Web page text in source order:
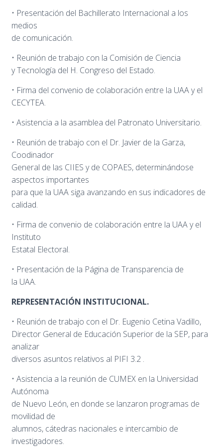
• Presentación del Bachillerato Internacional a los
medios
de comunicación.
• Reunión de trabajo con la Comisión de Ciencia
y Tecnología del H. Congreso del Estado.
• Firma del convenio de colaboración entre la UAA y el
CECYTEA.
• Asistencia a la asamblea del Patronato Universitario.
• Reunión de trabajo con el Dr. Javier de la Garza,
Coodinador
General de las CIIES y de COPAES, determinándose
aspectos importantes
para que la UAA siga avanzando en sus indicadores de
calidad.
• Firma de convenio de colaboración entre la UAA y el
Instituto
Estatal Electoral.
• Presentación de la Página de Transparencia de
la UAA.
REPRESENTACIÓN INSTITUCIONAL.
• Reunión de trabajo con el Dr. Eugenio Cetina Vadillo,
Director General de Educación Superior de la SEP, para
analizar
diversos asuntos relativos al PIFI 3.2 .
• Asistencia a la reunión de CUMEX en la Universidad
Autónoma
de Nuevo León, en donde se lanzaron programas de
movilidad de
alumnos, cátedras nacionales e intercambio de
investigadores.